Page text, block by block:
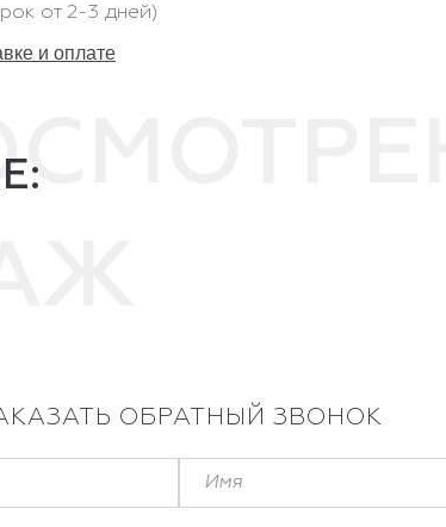
от 2-3 дней)
и оплате
ОБРАТНЫЙ ЗВОНОК